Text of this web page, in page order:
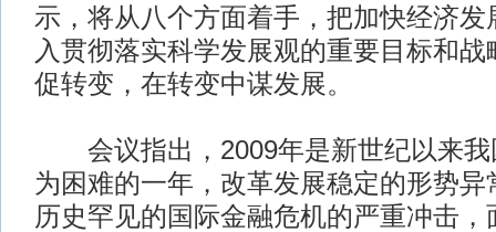
示，将从八个方面着手，把加快经济发
入贯彻落实科学发展观的重要目标和
促转变，在转变中谋发展。
会议指出，2009年是新世纪以来我
为困难的一年，改革发展稳定的形势
历史罕见的国际金融危机的严重冲击